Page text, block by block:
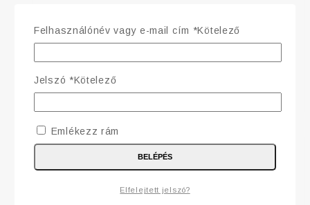
Facebook
GYORSNÉZET MEGNÉZEM
Felhasználónév vagy e-mail cím *Kötelező
Jelszó *Kötelező
Emlékezz rám
BELÉPÉS
Elfelejtett jelszó?